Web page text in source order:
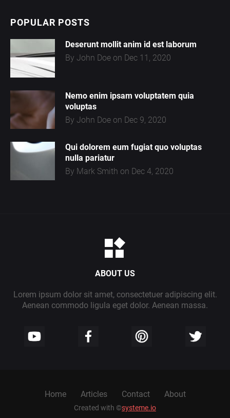
POPULAR POSTS
Deserunt mollit anim id est laborum
By John Doe on Dec 11, 2020
Nemo enim ipsam voluptatem quia
voluptas
By John Doe on Dec 9, 2020
Qui dolorem eum fugiat quo voluptas
nulla pariatur
By Mark Smith on Dec 4, 2020
ABOUT US
Lorem ipsum dolor sit amet, consectetuer adipiscing elit.
Aenean commodo ligula eget dolor. Aenean massa.
Created with ©systeme.io
Home Articles Contact About